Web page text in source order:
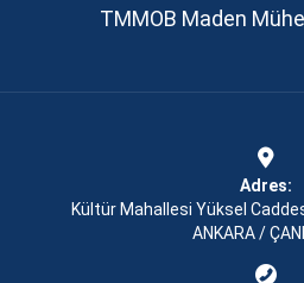
TMMOB Maden
Adres:
Kültür Mahallesi Yüksel
ANKARA /